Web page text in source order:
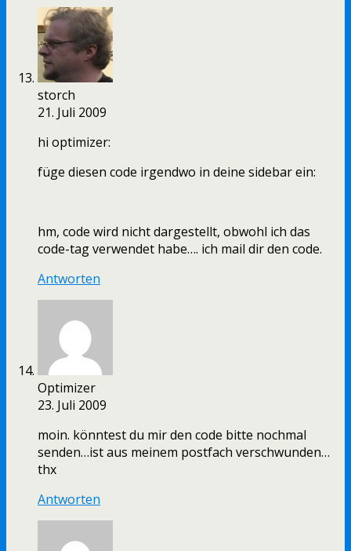
storch
21. Juli 2009
hi optimizer:
füge diesen code irgendwo in deine sidebar ein:
hm, code wird nicht dargestellt, obwohl ich das
code-tag verwendet habe…. ich mail dir den code.
Antworten
Optimizer
23. Juli 2009
moin. könntest du mir den code bitte nochmal
senden…ist aus meinem postfach verschwunden…
thx
Antworten